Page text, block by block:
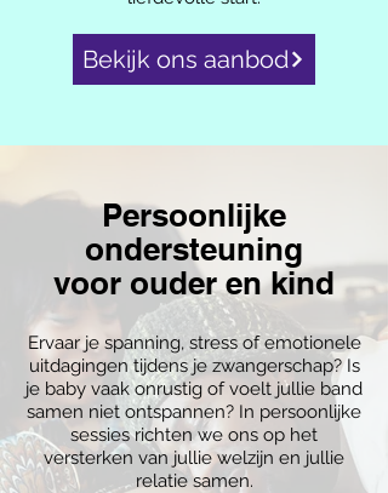
Bekijk ons aanbod
Persoonlijke
ondersteuning
voor ouder en kind
Ervaar je spanning, stress of emotionele
uitdagingen tijdens je zwangerschap? Is
je baby vaak onrustig of voelt jullie band
samen niet ontspannen? In persoonlijke
sessies richten we ons op het
versterken van jullie welzijn en jullie
relatie samen.